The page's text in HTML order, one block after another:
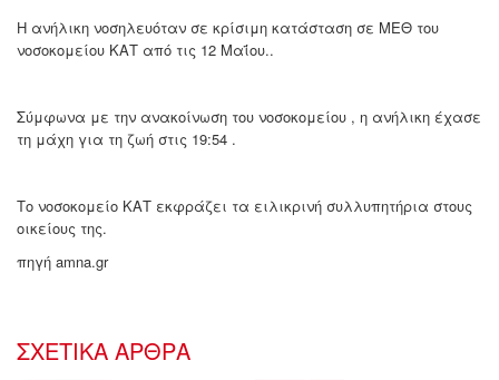
Η ανήλικη νοσηλευόταν σε κρίσιμη κατάσταση σε ΜΕΘ του
νοσοκομείου ΚΑΤ από τις 12 Μαΐου..
Σύμφωνα με την ανακοίνωση του νοσοκομείου , η ανήλικη έχασε
τη μάχη για τη ζωή στις 19:54 .
Το νοσοκομείο ΚΑΤ εκφράζει τα ειλικρινή συλλυπητήρια στους
οικείους της.
πηγή amna.gr
ΣΧΕΤΙΚΑ ΑΡΘΡΑ